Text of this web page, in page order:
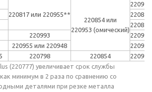
220817 или 220955**
220854 или
220953 (омический)
220941
220819
220816
220993
220990
220955 или 220948
220930
220798 220854
220991
(220777) увеличивает срок службы
минимум в 2 раза по сравнению со
деталями при резке металла